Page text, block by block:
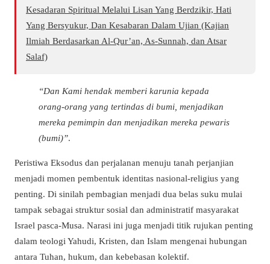
Kesadaran Spiritual Melalui Lisan Yang Berdzikir, Hati
Yang Bersyukur, Dan Kesabaran Dalam Ujian (Kajian
Ilmiah Berdasarkan Al-Qur’an, As-Sunnah, dan Atsar
Salaf)
“Dan Kami hendak memberi karunia kepada
orang-orang yang tertindas di bumi, menjadikan
mereka pemimpin dan menjadikan mereka pewaris
(bumi)”.
Peristiwa Eksodus dan perjalanan menuju tanah perjanjian
menjadi momen pembentuk identitas nasional-religius yang
penting. Di sinilah pembagian menjadi dua belas suku mulai
tampak sebagai struktur sosial dan administratif masyarakat
Israel pasca-Musa. Narasi ini juga menjadi titik rujukan penting
dalam teologi Yahudi, Kristen, dan Islam mengenai hubungan
antara Tuhan, hukum, dan kebebasan kolektif.